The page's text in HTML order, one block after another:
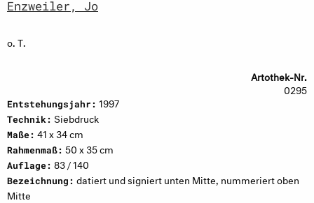
Enzweiler, Jo
o. T.
Artothek-Nr.
0295
Entstehungsjahr: 1997
Technik: Siebdruck
Maße: 41 x 34 cm
Rahmenmaß: 50 x 35 cm
Auflage: 83 / 140
Bezeichnung: datiert und signiert unten Mitte, nummeriert oben
Mitte